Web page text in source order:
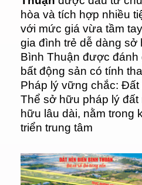
hòa và tích hợp nhiều
với mức giá vừa tầm
gia đình trẻ dễ dàng
Bình Thuận được đánh
bất động sản có tính
Pháp lý vững chắc:
Thể sở hữu pháp lý
hữu lâu dài, nằm trong
triển trung tâm